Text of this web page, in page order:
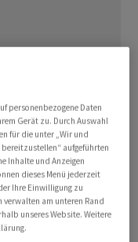
Drittel auf ‌5,6 (4,3)
Stanley am
auf 20,6 (Vorjahr:
personenbezogene Daten
Gerät zu. Durch Auswahl
für die unter „Wir und
aufgeführten
Inhalte und Anzeigen
dieses Menü jederzeit
Ihre Einwilligung zu
am unteren Rand
unseres Website. Weitere